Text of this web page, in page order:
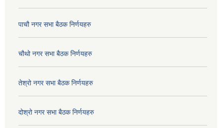
पाचौ नगर सभा बैठक निर्णयहरु
चौथो नगर सभा बैठक निर्णयहरु
तेश्रो नगर सभा बैठक निर्णयहरु
दोश्रो नगर सभा बैठक निर्णयहरु